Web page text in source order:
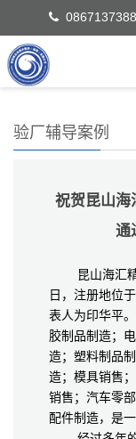
0867137388
验厂辅导案例
祝贺昆山海
通
昆山海汇精
日，注册地位
表人为印华平
胶制品制造；
造；塑料制品
造；模具销售
销售；汽车零
配件制造，是